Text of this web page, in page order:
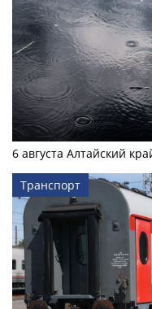
6 августа Алтайский
Транспорт